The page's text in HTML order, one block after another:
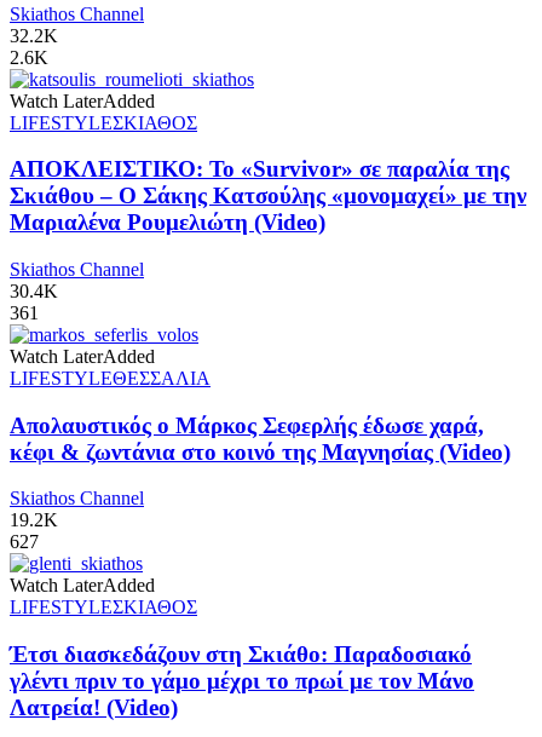
Skiathos Channel
32.2K
2.6K
Watch LaterAdded
LIFESTYLEΣΚΙΑΘΟΣ
ΑΠΟΚΛΕΙΣΤΙΚΟ: Το «Survivor» σε παραλία της
Σκιάθου – Ο Σάκης Κατσούλης «μονομαχεί» με την
Μαριαλένα Ρουμελιώτη (Video)
Skiathos Channel
30.4K
361
Watch LaterAdded
LIFESTYLEΘΕΣΣΑΛΙΑ
Απολαυστικός ο Μάρκος Σεφερλής έδωσε χαρά,
κέφι & ζωντάνια στο κοινό της Μαγνησίας (Video)
Skiathos Channel
19.2K
627
Watch LaterAdded
LIFESTYLEΣΚΙΑΘΟΣ
Έτσι διασκεδάζουν στη Σκιάθο: Παραδοσιακό
γλέντι πριν το γάμο μέχρι το πρωί με τον Μάνο
Λατρεία! (Video)